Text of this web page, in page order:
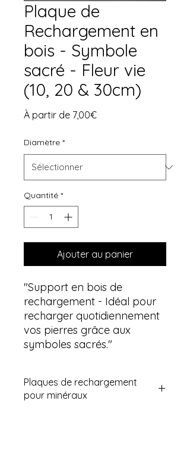
Plaque de
Rechargement en
bois - Symbole
sacré - Fleur vie
(10, 20 & 30cm)
À partir de 7,00€Prix
Diamètre *
Quantité *
Ajouter au panier
"Support en bois de
rechargement - Idéal pour
recharger quotidiennement
vos pierres grâce aux
symboles sacrés."
Plaques de rechargement
pour minéraux